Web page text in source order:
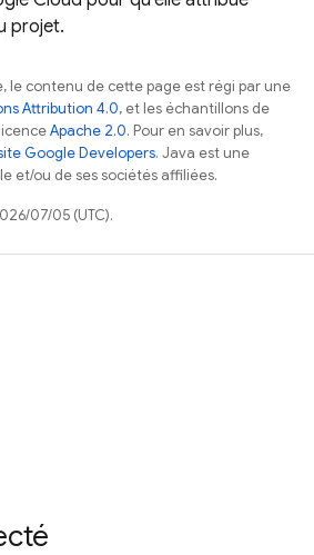
projet.
le contenu de cette page est régi par une
Attribution 4.0, et les échantillons de
Apache 2.0. Pour en savoir plus,
Google Developers. Java est une
et/ou de ses sociétés affiliées.
07/05 (UTC).